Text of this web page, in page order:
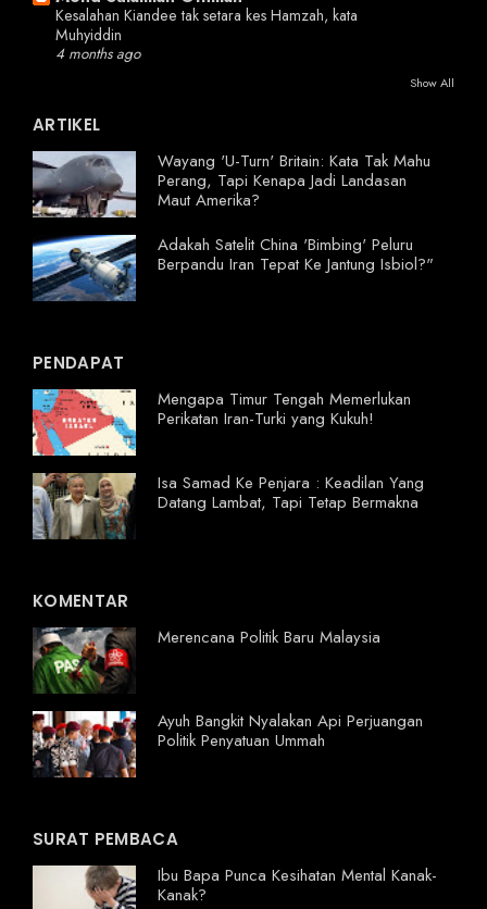
Kesalahan Kiandee tak setara kes Hamzah, kata
Muhyiddin
4 months ago
Show All
ARTIKEL
Wayang 'U-Turn' Britain: Kata Tak Mahu
Perang, Tapi Kenapa Jadi Landasan
Maut Amerika?
Adakah Satelit China 'Bimbing' Peluru
Berpandu Iran Tepat Ke Jantung Isbiol?"
PENDAPAT
Mengapa Timur Tengah Memerlukan
Perikatan Iran-Turki yang Kukuh!
Isa Samad Ke Penjara : Keadilan Yang
Datang Lambat, Tapi Tetap Bermakna
KOMENTAR
Merencana Politik Baru Malaysia
Ayuh Bangkit Nyalakan Api Perjuangan
Politik Penyatuan Ummah
SURAT PEMBACA
Ibu Bapa Punca Kesihatan Mental Kanak-
Kanak?